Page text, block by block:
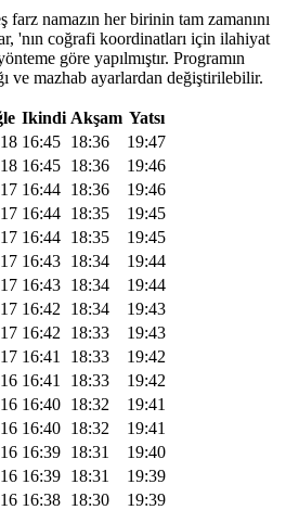
namazın her birinin tam zamanını
'nın coğrafi koordinatları için ilahiyat
göre yapılmıştır. Programın
ve mazhab ayarlardan değiştirilebilir.
Ikindi Akşam Yatsı
16:45 18:36
19:47
16:45 18:36
19:46
16:44 18:36
19:46
16:44 18:35
19:45
16:44 18:35
19:45
16:43 18:34
19:44
16:43 18:34
19:44
16:42 18:34
19:43
16:42 18:33
19:43
16:41 18:33
19:42
16:41 18:33
19:42
16:40 18:32
19:41
16:40 18:32
19:41
16:39 18:31
19:40
16:39 18:31
19:39
16:38 18:30
19:39